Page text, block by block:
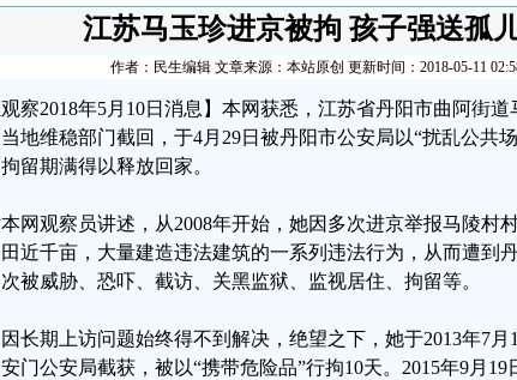
江苏马玉珍进京被拘 孩子强送孤
作者：民生编辑 文章来源：本站原创 更新时间：2018-05-11
观察2018年5月10日消息】本网获悉，江苏省丹阳市曲阿街
地维稳部门截回，于4月29日被丹阳市公安局以“扰乱公共
留期满得以释放回家。
网观察员讲述，从2008年开始，她因多次进京举报马陵村
近千亩，大量建造违法建筑的一系列违法行为，从而遭到
被威胁、恐吓、截访、关黑监狱、监视居住、拘留等。
长期上访问题始终得不到解决，绝望之下，她于2013年7月
门公安局截获，被以“携带危险品”行拘10天。2015年9月